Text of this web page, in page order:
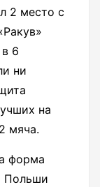
2 место с
6
ни
на
мяча.
форма
Польши